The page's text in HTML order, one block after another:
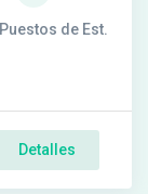
Puestos de Est.
Detalles